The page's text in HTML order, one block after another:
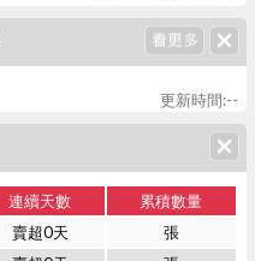
更新時間:--
連續天數
累積數量
賣超0天
張